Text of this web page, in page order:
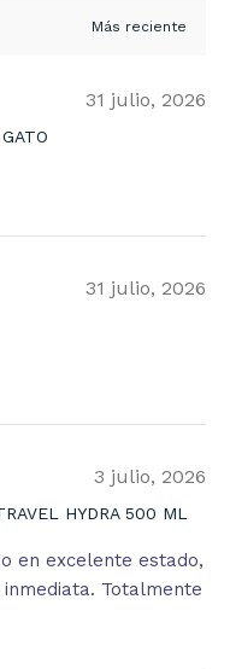
31 julio, 2026
31 julio, 2026
3 julio, 2026
HYDRA 500 ML
en excelente estado,
Totalmente